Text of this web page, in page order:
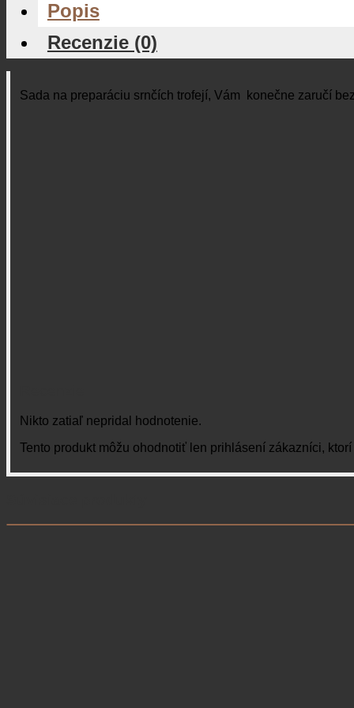
Popis
Recenzie (0)
Sada na preparáciu srnčích trofejí, Vám konečne zaručí
Nikto zatiaľ nepridal hodnotenie.
Tento produkt môžu ohodnotiť len prihlásení zákazníci,